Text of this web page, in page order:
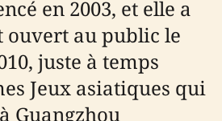
en 2003, et elle a
au public le
juste à temps
Jeux asiatiques qui
Guangzhou